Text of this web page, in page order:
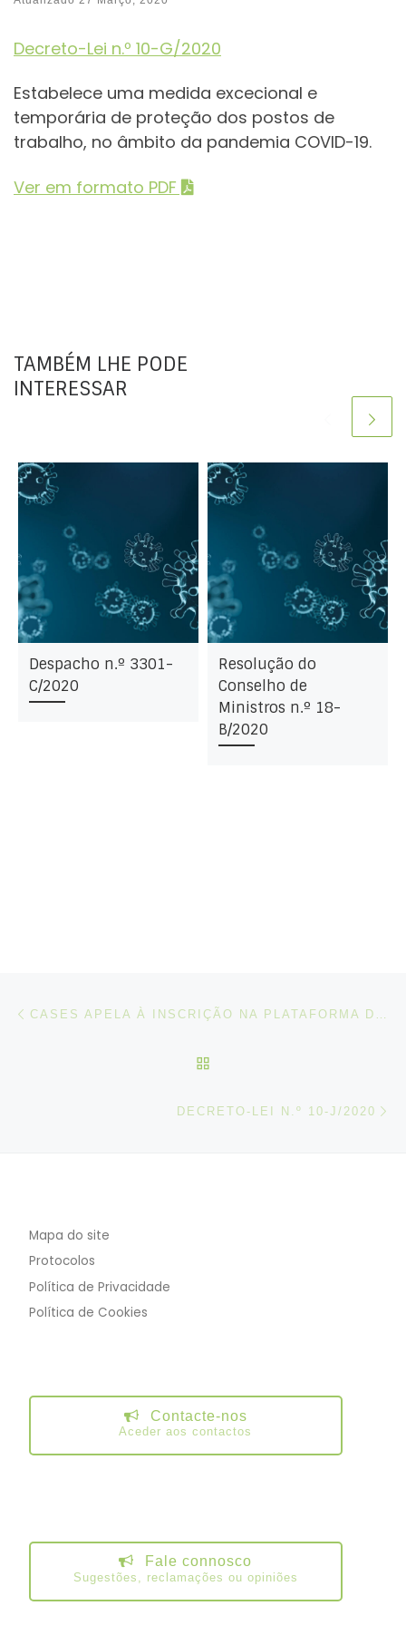
Decreto-Lei n.º 10-G/2020
Estabelece uma medida excecional e
temporária de proteção dos postos de
trabalho, no âmbito da pandemia COVID-19.
Ver em formato PDF
TAMBÉM LHE PODE
INTERESSAR
Despacho n.º 3301-
C/2020
Resolução do
Conselho de
Ministros n.º 18-
B/2020
Post navigation
DECRETO-LEI N.º 10-J/2020
Mapa do site
Protocolos
Política de Privacidade
Política de Cookies
Contacte-nos
Aceder aos contactos
Fale connosco
Sugestões, reclamações ou opiniões